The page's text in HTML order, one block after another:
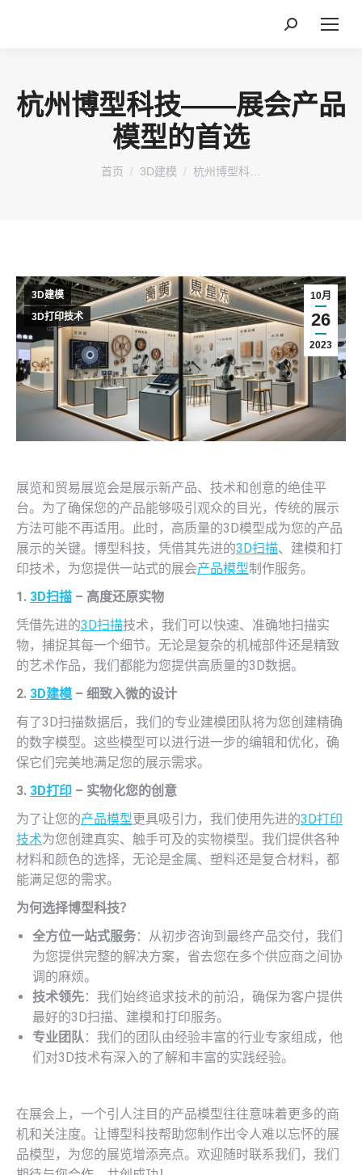
搜
杭州博型科技——展会产品
模型的首选
您在这里：
首页 3D建模 杭州博型科…
10月
26
2023
3D建模
3D打印技术
展览和贸易展览会是展示新产品、技术和创意的绝佳平
台。为了确保您的产品能够吸引观众的目光，传统的展示
方法可能不再适用。此时，高质量的3D模型成为您的产品
展示的关键。博型科技，凭借其先进的3D扫描、建模和打
印技术，为您提供一站式的展会产品模型制作服务。
1. 3D扫描 – 高度还原实物
凭借先进的3D扫描技术，我们可以快速、准确地扫描实
物，捕捉其每一个细节。无论是复杂的机械部件还是精致
的艺术作品，我们都能为您提供高质量的3D数据。
2. 3D建模 – 细致入微的设计
有了3D扫描数据后，我们的专业建模团队将为您创建精确
的数字模型。这些模型可以进行进一步的编辑和优化，确
保它们完美地满足您的展示需求。
3. 3D打印 – 实物化您的创意
为了让您的产品模型更具吸引力，我们使用先进的3D打印
技术为您创建真实、触手可及的实物模型。我们提供各种
材料和颜色的选择，无论是金属、塑料还是复合材料，都
能满足您的需求。
为何选择博型科技？
全方位一站式服务：从初步咨询到最终产品交付，我们
为您提供完整的解决方案，省去您在多个供应商之间协
调的麻烦。
技术领先：我们始终追求技术的前沿，确保为客户提供
最好的3D扫描、建模和打印服务。
专业团队：我们的团队由经验丰富的行业专家组成，他
们对3D技术有深入的了解和丰富的实践经验。
在展会上，一个引人注目的产品模型往往意味着更多的商
机和关注度。让博型科技帮助您制作出令人难以忘怀的展
品模型，为您的展览增添亮点。欢迎随时联系我们，我们